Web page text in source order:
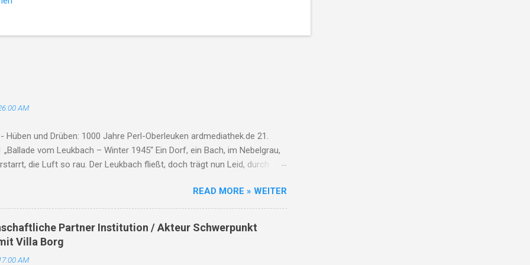
AM
Hüben und Drüben: 1000 Jahre Perl-Oberleuken ardmediathek.de 21.
„Ballade vom Leukbach – Winter 1945“ Ein Dorf, ein Bach, im Nebelgrau,
die Luft so rau. Der Leukbach fließt, doch trägt nun Leid, durch
zur Ruh gebracht. Oberleuken, einst so still, liegt nun in Schutt, erfüllt vom
brennen, Felder leer, der Himmel weint, die Herzen schwer. Der
fließt durch Asche, Stein, nimmt mit das Leid, lässt niemand allein.
kamen, zogen fort, zurück blieb nur ein öder Ort. Der Leukbach, Zeuge
erzählt von Schmerz und Bitterkeit. Doch selbst im Dunkel, tief und
READ MORE » WEITER
Partner Institution / Akteur Schwerpunkt
Villa Borg
AM